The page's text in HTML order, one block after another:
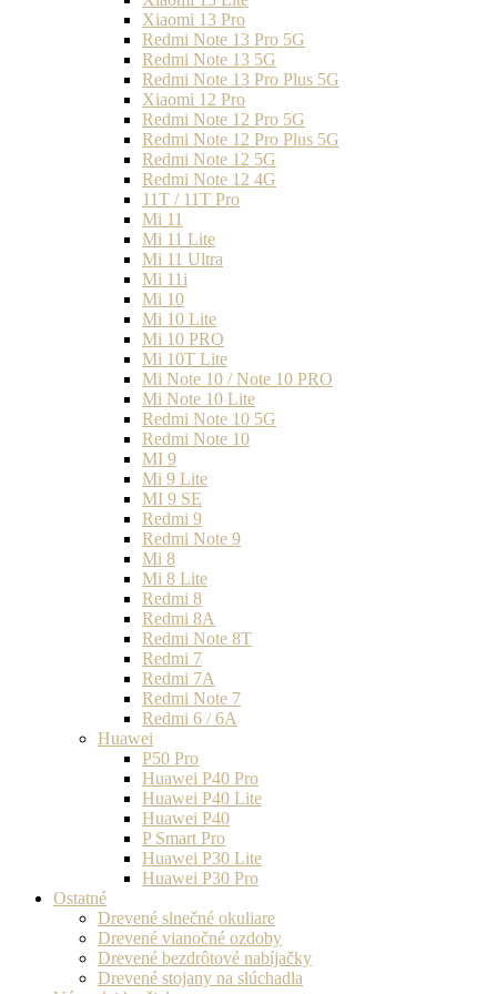
Xiaomi 13 Pro
Redmi Note 13 Pro 5G
Redmi Note 13 5G
Redmi Note 13 Pro Plus 5G
Xiaomi 12 Pro
Redmi Note 12 Pro 5G
Redmi Note 12 Pro Plus 5G
Redmi Note 12 5G
Redmi Note 12 4G
11T / 11T Pro
Mi 11
Mi 11 Lite
Mi 11 Ultra
Mi 11i
Mi 10
Mi 10 Lite
Mi 10 PRO
Mi 10T Lite
Mi Note 10 / Note 10 PRO
Mi Note 10 Lite
Redmi Note 10 5G
Redmi Note 10
MI 9
Mi 9 Lite
MI 9 SE
Redmi 9
Redmi Note 9
Mi 8
Mi 8 Lite
Redmi 8
Redmi 8A
Redmi Note 8T
Redmi 7
Redmi 7A
Redmi Note 7
Redmi 6 / 6A
Huawei
P50 Pro
Huawei P40 Pro
Huawei P40 Lite
Huawei P40
P Smart Pro
Huawei P30 Lite
Huawei P30 Pro
Ostatné
Drevené slnečné okuliare
Drevené vianočné ozdoby
Drevené bezdrôtové nabíjačky
Drevené stojany na slúchadla